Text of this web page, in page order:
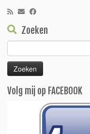
Zoeken
naar:
Volg mij op FACEBOOK